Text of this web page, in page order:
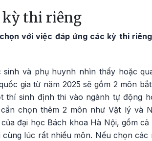
kỳ thi riêng
với việc đáp ứng các kỳ thi
và phụ huynh nhìn thấy hoặc
gia từ năm 2025 sẽ gồm 2 môn
thí sinh định thi vào ngành tự động
chọn thêm 2 môn như Vật lý và
đại học Bách khoa Hà Nội, gồm
lúc rất nhiều môn. Nếu chọn các